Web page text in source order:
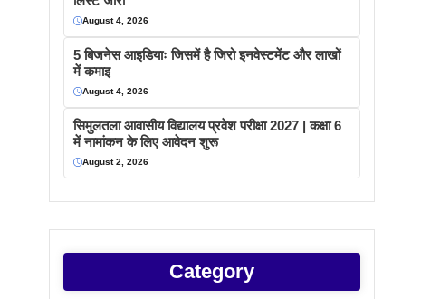
August 4, 2026
5 बिजनेस आइडियाः जिसमें है जिरो इनवेस्टमेंट और लाखों
में कमाइ
August 4, 2026
सिमुलतला आवासीय विद्यालय प्रवेश परीक्षा 2027 | कक्षा 6
में नामांकन के लिए आवेदन शुरू
August 2, 2026
Category